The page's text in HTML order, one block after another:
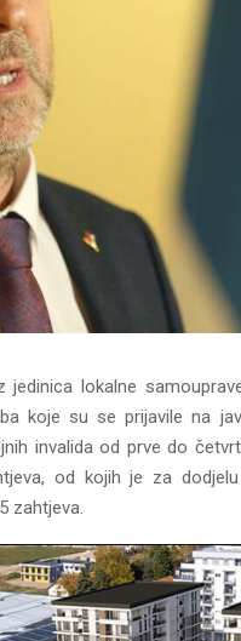
lokalne
koje su se prijavile na
invalida od prve do
od kojih je za
zahtjeva.